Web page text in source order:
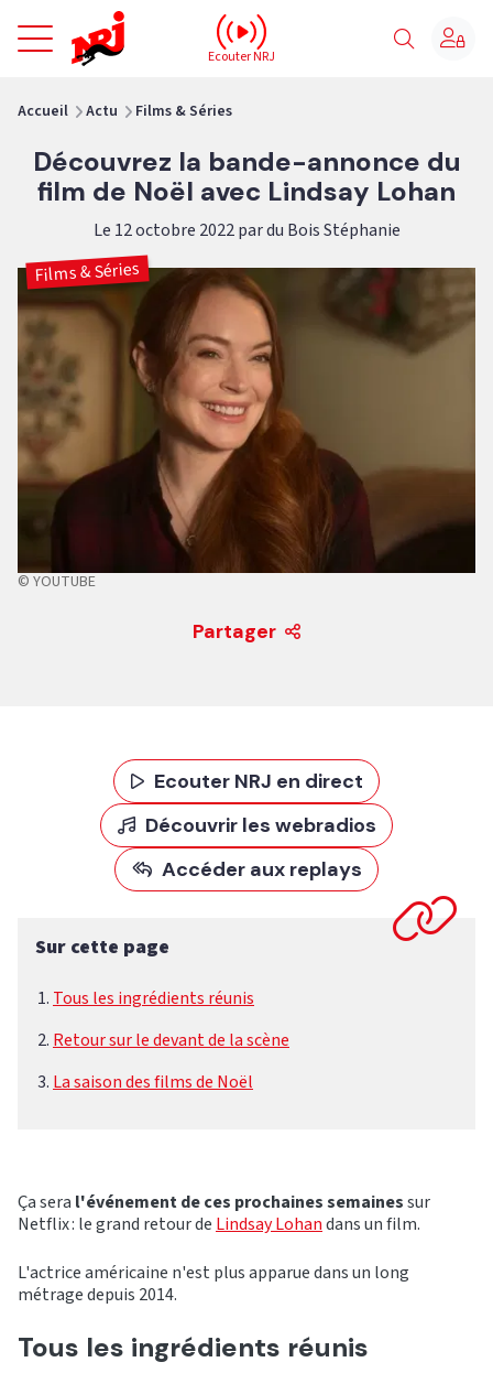
NRJ - Accueil
Ecouter NRJ
Accueil Actu Films & Séries
Découvrez la bande-annonce du
film de Noël avec Lindsay Lohan
Le 12 octobre 2022 par du Bois Stéphanie
Films & Séries
© YOUTUBE
Partager
Ecouter NRJ en direct
Découvrir les webradios
Accéder aux replays
Sur cette page
Tous les ingrédients réunis
Retour sur le devant de la scène
La saison des films de Noël
Ça sera l'événement de ces prochaines semainessur
Netflix : le grand retour de Lindsay Lohandans un film.
L'actrice américaine n'est plus apparue dans un long
métrage depuis 2014.
Tous les ingrédients réunis